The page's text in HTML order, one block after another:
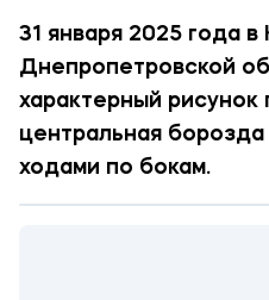
31 января 2025 года
Днепропетровской
характерный
центральная
ходами по бокам.